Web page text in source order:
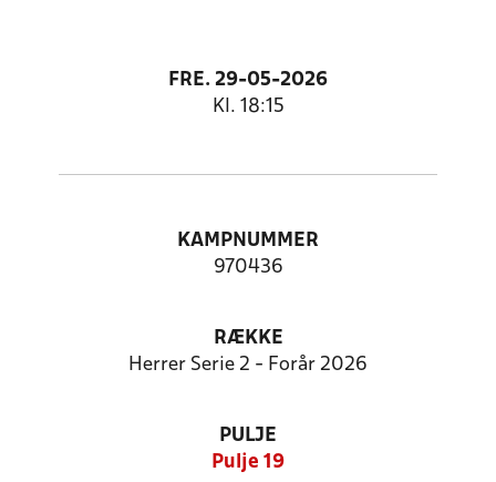
FRE. 29-05-2026
Kl. 18:15
KAMPNUMMER
970436
RÆKKE
Herrer Serie 2 - Forår 2026
PULJE
Pulje 19